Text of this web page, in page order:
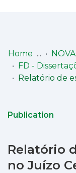
Communities
Statistics
Home
Publication
Relatório
no Juízo